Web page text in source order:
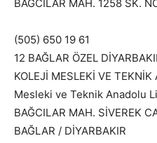
BAĞCILAR MAH. 1258 SK.
(505) 650 19 61
12 BAĞLAR ÖZEL
KOLEJİ MESLEKİ VE
Mesleki ve Teknik Anadolu
BAĞCILAR MAH. SİVEREK
BAĞLAR / DİYARBAKIR